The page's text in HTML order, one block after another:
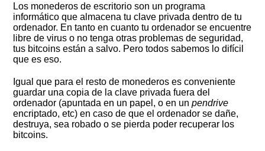
Los monederos de escritorio son un programa
informático que almacena tu clave privada dentro de tu
ordenador. En tanto en cuanto tu ordenador se encuentre
libre de virus o no tenga otras problemas de seguridad,
tus bitcoins están a salvo. Pero todos sabemos lo difícil
que es eso.
Igual que para el resto de monederos es conveniente
guardar una copia de la clave privada fuera del
ordenador (apuntada en un papel, o en unpendrive
encriptado, etc) en caso de que el ordenador se dañe,
destruya, sea robado o se pierda poder recuperar los
bitcoins.